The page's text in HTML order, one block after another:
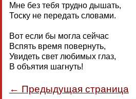
Мне без тебя трудно дышать,
Тоску не передать словами.
Вот если бы могла сейчас
Вспять время повернуть,
Увидеть свет любимых глаз,
В объятия шагнуть!
← Предыдущая страница